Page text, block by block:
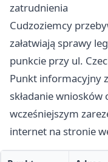
zatrudnienia
Cudzoziemcy
załatwiają sprawy
punkcie przy ul.
Punkt informacyjny
składanie wniosków
wcześniejszym
internet na stronie